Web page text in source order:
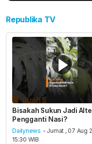
Republika TV
Bisakah Sukun Jadi
Pengganti Nasi?
Dailynews - Jumat , 07 Aug
15:30 WIB